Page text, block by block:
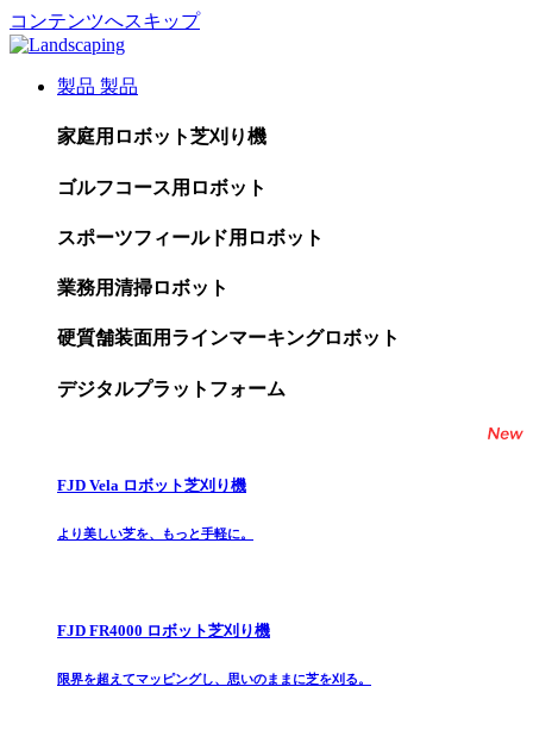
コンテンツへスキップ
製品 製品
家庭用ロボット芝刈り機
ゴルフコース用ロボット
スポーツフィールド用ロボット
業務用清掃ロボット
硬質舗装面用ラインマーキングロボット
デジタルプラットフォーム
FJD Vela ロボット芝刈り機
より美しい芝を、もっと手軽に。
FJD FR4000 ロボット芝刈り機
限界を超えてマッピングし、思いのままに芝を刈る。